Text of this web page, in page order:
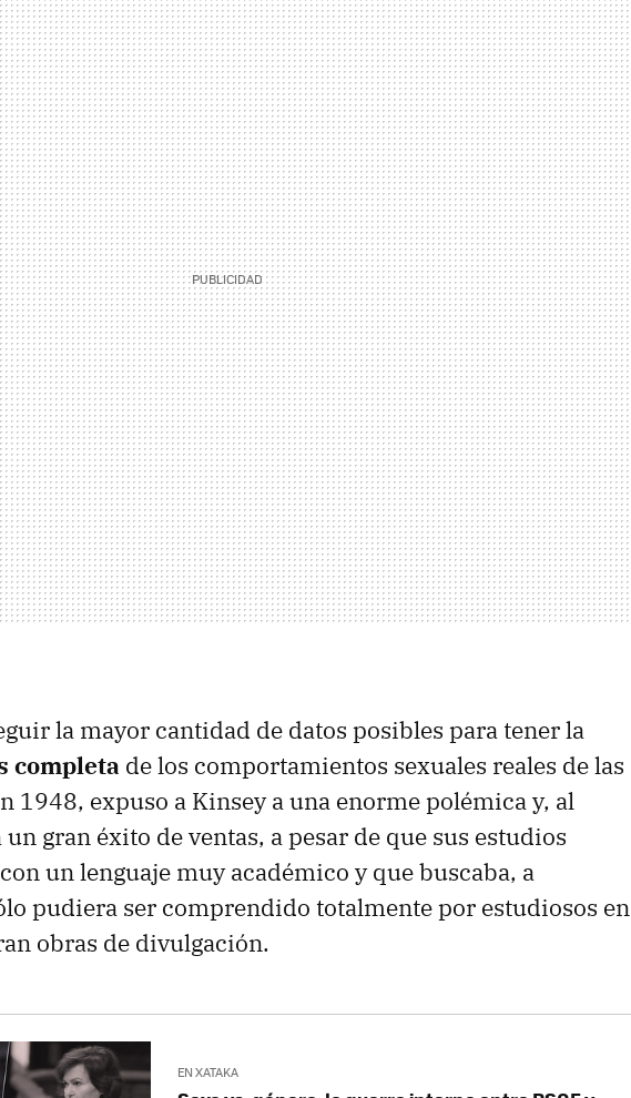
la mayor cantidad de datos posibles para tener la
completa de los comportamientos sexuales reales de las
1948, expuso a Kinsey a una enorme polémica y, al
gran éxito de ventas, a pesar de que sus estudios
un lenguaje muy académico y que buscaba, a
pudiera ser comprendido totalmente por estudiosos en
obras de divulgación.
EN XATAKA